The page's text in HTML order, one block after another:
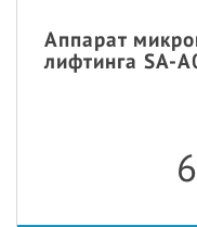
Аппарат
лифтинга SA-